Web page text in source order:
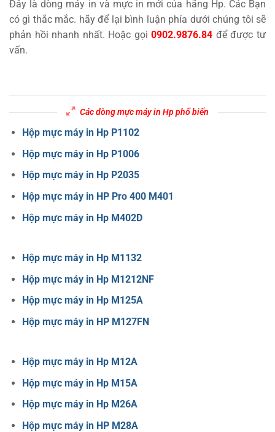
Đây là dòng máy in và mực in mới của hãng Hp. Các Bạn
có gì thắc mắc. hãy để lại bình luận phía dưới chúng tôi sẽ
phản hồi nhanh nhất. Hoặc gọi0902.9876.84 để được tư
vấn.
Các dòng mực máy in Hp phổ biến
Hộp mực máy in Hp P1102
Hộp mực máy in Hp P1006
Hộp mực máy in Hp P2035
Hộp mực máy in HP Pro 400 M401
Hộp mực máy in Hp M402D
Hộp mực máy in Hp M1132
Hộp mực máy in Hp M1212NF
Hộp mực máy in Hp M125A
Hộp mực máy in HP M127FN
Hộp mực máy in Hp M12A
Hộp mực máy in Hp M15A
Hộp mực máy in Hp M26A
Hộp mực máy in HP M28A